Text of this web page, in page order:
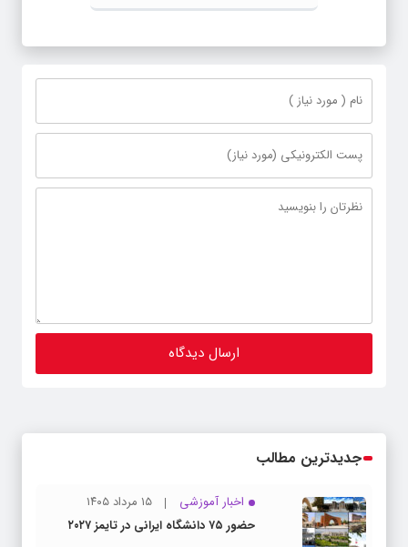
جدیدترین مطالب
اخبار آموزشی
۱۵ مرداد ۱۴۰۵
حضور ۷۵ دانشگاه ایرانی در تایمز ۲۰۲۷